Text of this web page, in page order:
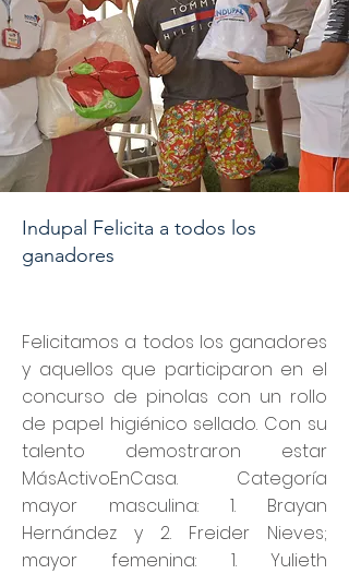
Indupal Felicita a todos los
ganadores
Felicitamos a todos los ganadores
y aquellos que participaron en el
concurso de pinolas con un rollo
de papel higiénico sellado. Con su
talento demostraron estar
MásActivoEnCasa. Categoría
mayor masculina: 1. Brayan
Hernández y 2. Freider Nieves;
mayor femenina: 1. Yulieth